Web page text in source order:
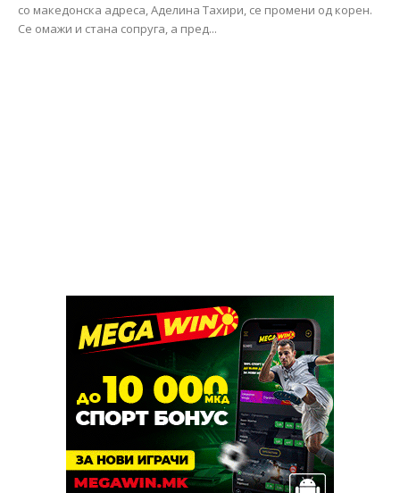
со македонска адреса, Аделина Тахири, се промени од корен.
Се омажи и стана сопруга, а пред...